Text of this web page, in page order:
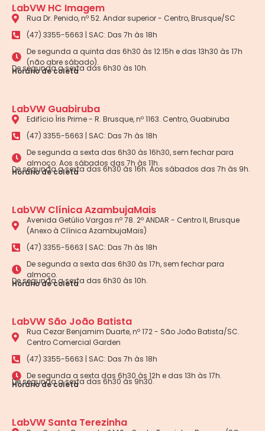
LabVW HC Imagem
Rua Dr. Penido, nº 52. Andar superior - Centro, Brusque/SC
(47) 3355-5663 | SAC: Das 7h às 18h
De segunda a quinta das 6h30 às 12:15h e das 13h30 às 17h
(não abre sábado).
Horário de coleta
De segunda a sexta das 6h30 às 10h.
LabVW Guabiruba
Edifício Íris Prime - R. Brusque, nº 1163. Centro, Guabiruba
(47) 3355-5663 | SAC: Das 7h às 18h
De segunda a sexta das 6h30 às 16h30, sem fechar para
almoço. Aos sábados das 7h às 11h.
Horário de coleta
De segunda a sexta das 6h30 às 16h. Aos sábados das 7h às 9h.
LabVW Clínica AzambujaMais
Avenida Getúlio Vargas nº 78. 2º ANDAR - Centro II, Brusque
(Anexo à Clínica AzambujaMais)
(47) 3355-5663 | SAC: Das 7h às 18h
De segunda a sexta das 6h30 às 17h, sem fechar para
almoço.
Horário de coleta
De segunda a sexta das 6h30 às 10h.
LabVW São João Batista
Rua Cezar Benjamim Duarte, nº 172 - São João Batista/SC.
Centro Comercial Garden
(47) 3355-5663 | SAC: Das 7h às 18h
De segunda a sexta das 6h30 às 12h e das 13h às 17h.
Horário de coleta
De segunda a sexta das 6h30 às 9h30.
LabVW Santa Terezinha